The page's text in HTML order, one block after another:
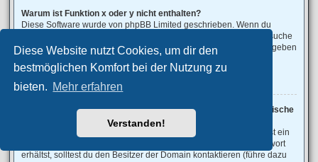
Diese Website nutzt Cookies, um dir den
bestmöglichen Komfort bei der Nutzung zu
bieten. Mehr erfahren
Verstanden!
Warum ist Funktion x oder y nicht enthalten?
Diese Software wurde von phpBB Limited geschrieben. Wenn du
denkst, dass eine Funktion implementiert werden sollte, dann besuche
phpBB Ideas, wo du deine Stimme für bestehende Vorschläge abgeben
oder neue Funktionen vorschlagen kannst.
Nach oben
An wen soll ich mich wenden, falls es Beschwerden oder juristische
Anfragen zu diesem Forum gibt?
Jeder Administrator, der auf der „Das Team“-Seite aufgeführt ist, ist ein
geeigneter Kontakt für deine Beschwerde. Wenn du so keine Antwort
erhältst, solltest du den Besitzer der Domain kontaktieren (führe dazu